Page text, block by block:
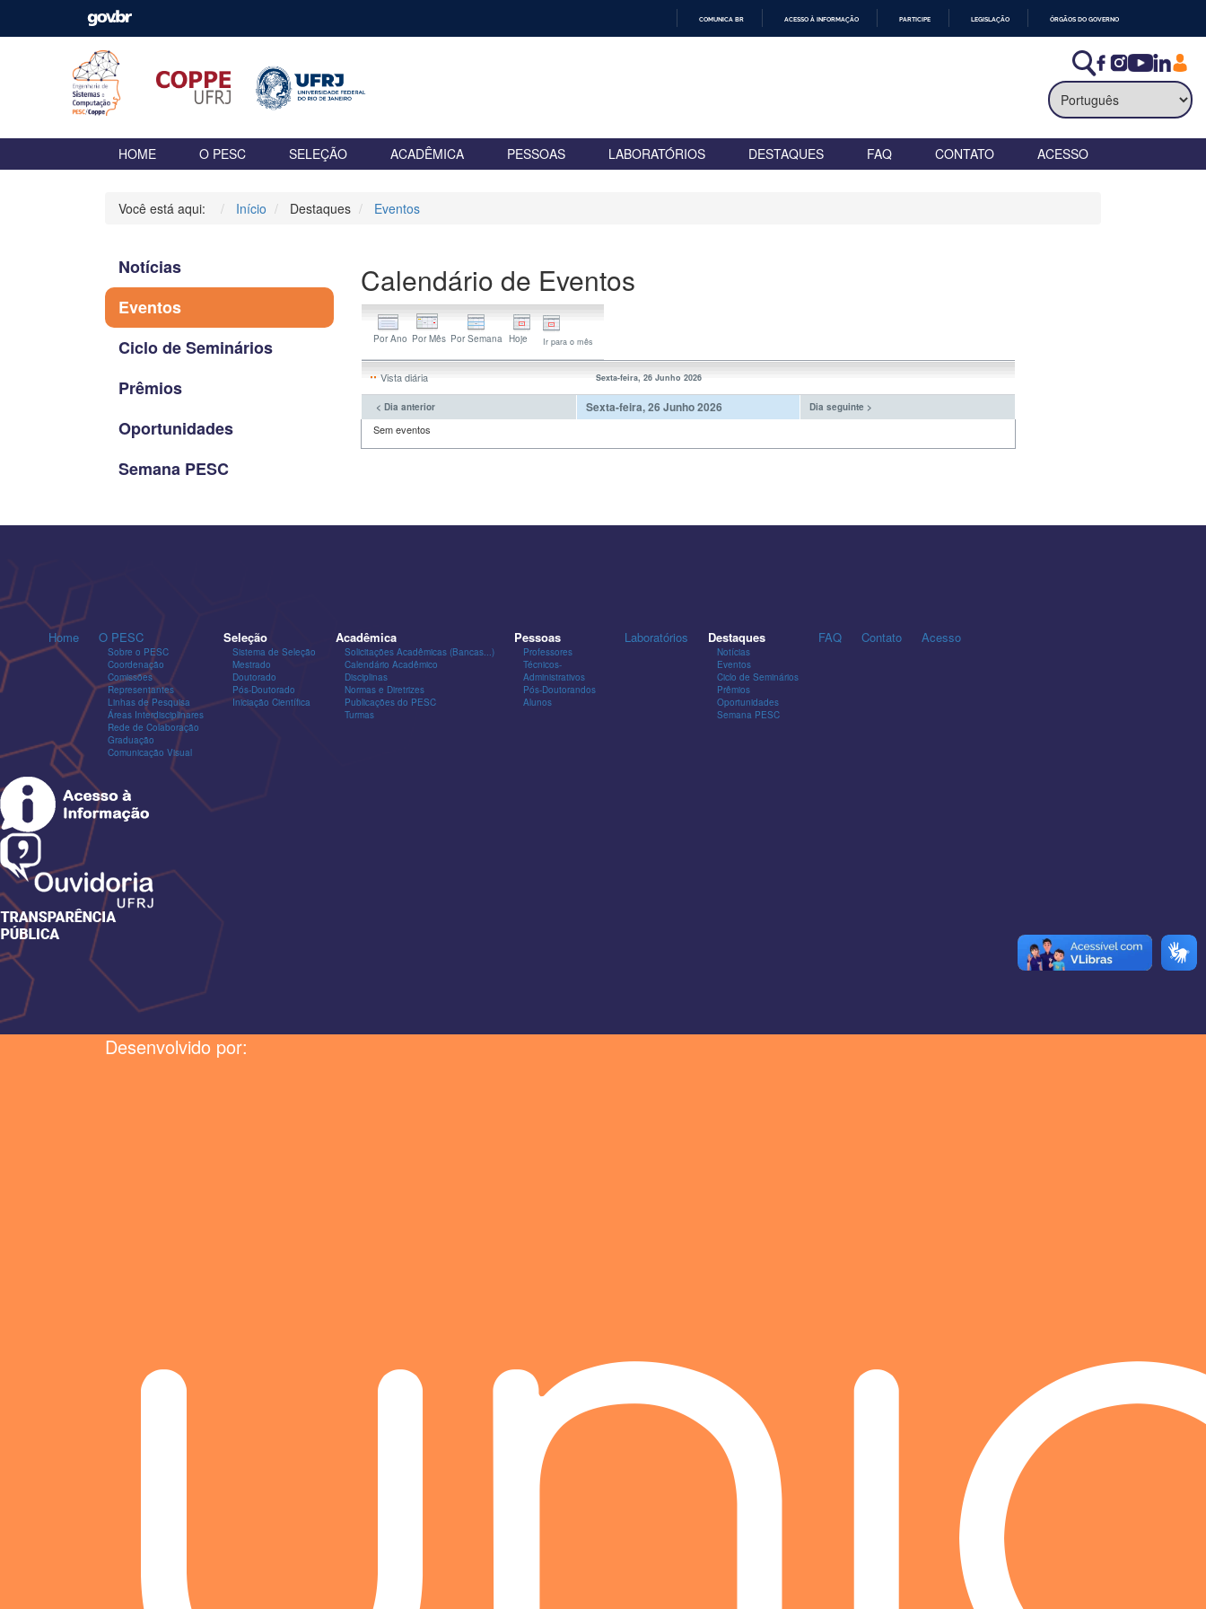
COMUNICA BR ACESSO À INFORMAÇÃO PARTICIPE LEGISLAÇÃO ÓRGÃOS DO GOVERNO
HOME O PESC SELEÇÃO ACADÊMICA PESSOAS LABORATÓRIOS DESTAQUES FAQ CONTATO ACESSO
Você está aqui: Início Destaques Eventos
Notícias
Eventos
Ciclo de Seminários
Prêmios
Oportunidades
Semana PESC
Calendário de Eventos
Ir para o mês
Vista diária Sexta-feira, 26 Junho 2026
< Dia anterior Sexta-feira, 26 Junho 2026 Dia seguinte >
Sem eventos
Home O PESC
Sobre o PESC
Coordenação
Comissões
Representantes
Linhas de Pesquisa
Áreas Interdisciplinares
Rede de Colaboração
Graduação
Comunicação Visual
Seleção
Sistema de Seleção
Mestrado
Doutorado
Pós-Doutorado
Iniciação Científica
Acadêmica
Solicitações Acadêmicas (Bancas...)
Calendário Acadêmico
Disciplinas
Normas e Diretrizes
Publicações do PESC
Turmas
Pessoas
Professores
Técnicos-
Administrativos
Pós-Doutorandos
Alunos
Laboratórios Destaques
Notícias
Eventos
Ciclo de Seminários
Prêmios
Oportunidades
Semana PESC
FAQ Contato Acesso
Desenvolvido por: